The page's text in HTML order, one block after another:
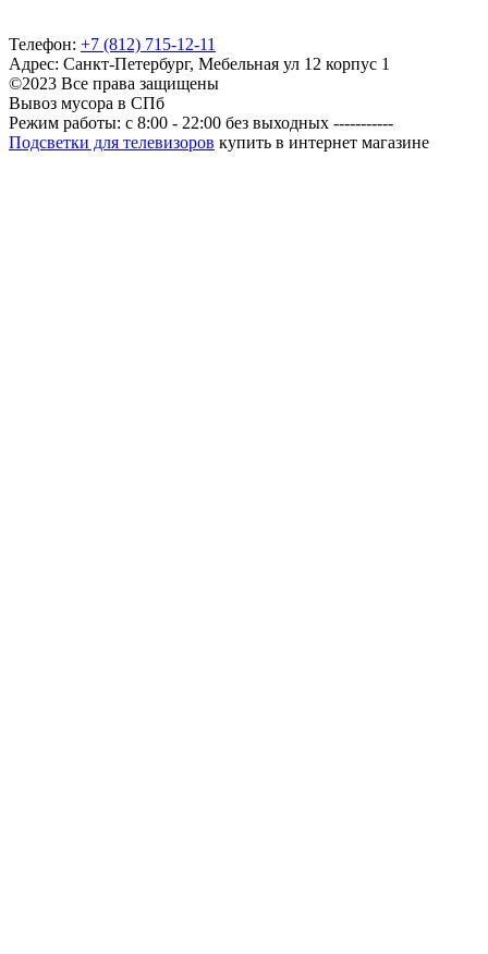
Телефон: +7 (812) 715-12-11
Адрес: Санкт-Петербург, Мебельная ул 12 корпус 1
©2023 Все права защищены
Вывоз мусора в СПб
Режим работы: c 8:00 - 22:00 без выходных -----------
Подсветки для телевизоров купить в интернет магазине